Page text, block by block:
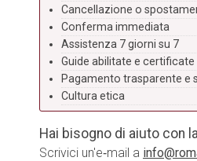
Cancellazione o
Conferma immediata
Assistenza 7 giorni su 7
Guide abilitate e certificate
Pagamento trasparente e
Cultura etica
Hai bisogno di aiuto con
Scrivici un'e‑mail a